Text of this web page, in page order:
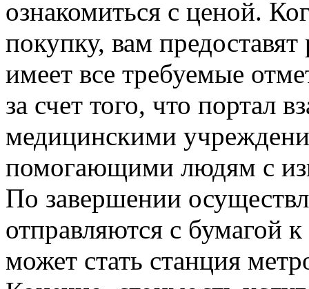
ознакомиться с ценой.
покупку, вам
имеет все требуемые
за счет того, что портал
медицинскими
помогающими людям с
По завершении
отправляются с бумагой
может стать станция